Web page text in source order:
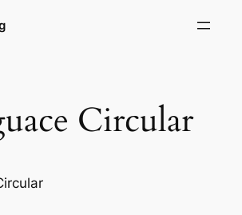
Circular